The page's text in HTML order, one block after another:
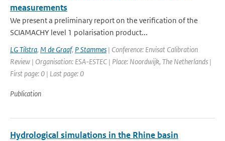
measurements
We present a preliminary report on the verification of the
SCIAMACHY level 1 polarisation product...
LG Tilstra, M de Graaf, P Stammes | Conference: Envisat Calibration
Review | Organisation: ESA-ESTEC | Place: Noordwijk, The Netherlands |
First page: 0 | Last page: 0
Publication
Hydrological simulations in the Rhine basin